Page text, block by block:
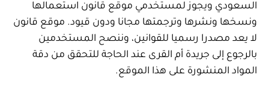
السعودي ويجوز لمستخدمي موقع قانون استعمالها
ونسخها ونشرها وترجمتها مجانا ودون قيود. موقع قانون
لا يعد مصدرا رسميا للقوانين، وننصح المستخدمين
بالرجوع إلى جريدة أم القرى عند الحاجة للتحقق من دقة
المواد المنشورة على هذا الموقع.